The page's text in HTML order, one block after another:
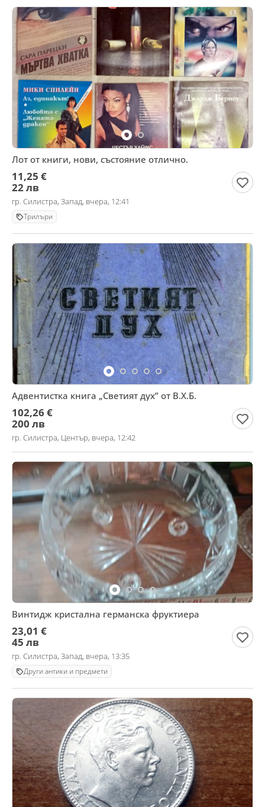
Лот от книги, нови, състояние отлично.
11,25 €
22 лв
гр. Силистра, Запад, вчера, 12:41
Трилъри
Адвентистка книга „Светият дух” от В.Х.Б.
102,26 €
200 лв
гр. Силистра, Център, вчера, 12:42
Винтидж кристална германска фруктиера
23,01 €
45 лв
гр. Силистра, Запад, вчера, 13:35
Други антики и предмети